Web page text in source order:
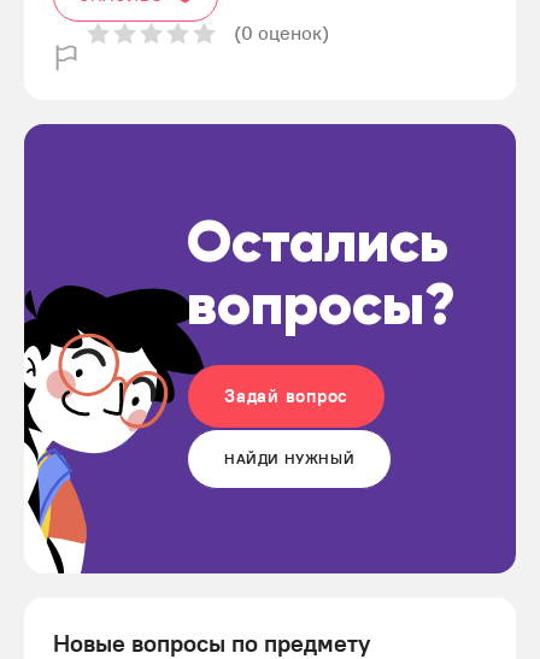
(0 оценок)
Остались
вопросы?
Задай вопрос
НАЙДИ НУЖНЫЙ
Новые вопросы по предмету